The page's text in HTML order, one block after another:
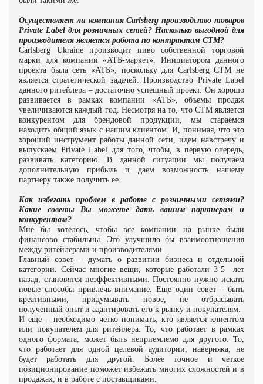
Осуществляет ли компания Carlsberg производство товаров
Private Label для розничных сетей? Насколько выгодной для
производителя является работа по контрактам СТМ?
Carlsberg Ukraine
производит пиво собственной торговой
марки для компании «АТБ-маркет». Инициатором данного
проекта была сеть «АТБ», поскольку для Carlsberg СТМ не
является стратегической задачей. Производство Private Label
данного ритейлера – достаточно успешный проект. Он хорошо
развивается в рамках компании «АТБ», объемы продаж
увеличиваются каждый год. Несмотря на то, что СТМ является
конкурентом для брендовой продукции, мы стараемся
находить общий язык с нашим клиентом. И, понимая, что это
хороший инструмент работы данной сети, идем навстречу и
выпускаем Private Label для того, чтобы, в первую очередь,
развивать категорию. В данной ситуации мы получаем
дополнительную прибыль и даем возможность нашему
партнеру также получить ее.
Как избегать проблем в работе с розничными сетями?
Какие советы Вы можете дать вашим партнерам и
конкурентам?
Мне бы хотелось, чтобы все компании на рынке были
финансово стабильны. Это улучшило бы взаимоотношения
между ритейлерами и производителями.
Главный совет – думать о развитии бизнеса и отдельной
категории. Сейчас многие вещи, которые работали 3-5
лет
назад, становятся неэффективными. Постоянно нужно искать
новые способы привлечь внимание. Еще один совет – быть
креативными, придумывать новое, не отбрасывать
полученный опыт и адаптировать его к рынку и покупателям.
И еще – необходимо четко понимать, кто является клиентом
или покупателем для ритейлера. То, что работает в рамках
одного формата, может быть неприемлемо для другого. То,
что работает для одной целевой аудитории, наверняка, не
будет работать для другой. Более точное и четкое
позиционирование поможет избежать многих сложностей и в
продажах, и в работе с поставщиками.